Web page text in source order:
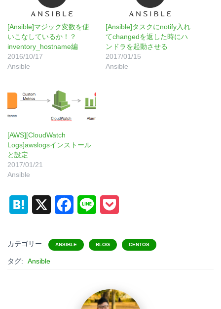
[Ansible]マジック変数を使
いこなしているか！？
inventory_hostname編
2016/10/17
Ansible
[Ansible]タスクにnotify入れ
てchangedを返した時にハ
ンドラを起動させる
2017/01/15
Ansible
[AWS][CloudWatch
Logs]awslogsインストール
と設定
2017/01/21
Ansible
t
e
c n c
t
カテゴリー: ANSIBLE BLOG CENTOS
タグ: Ansible